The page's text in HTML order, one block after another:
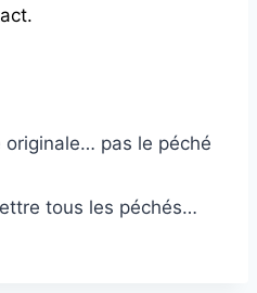
pas le péché
tous les péchés…